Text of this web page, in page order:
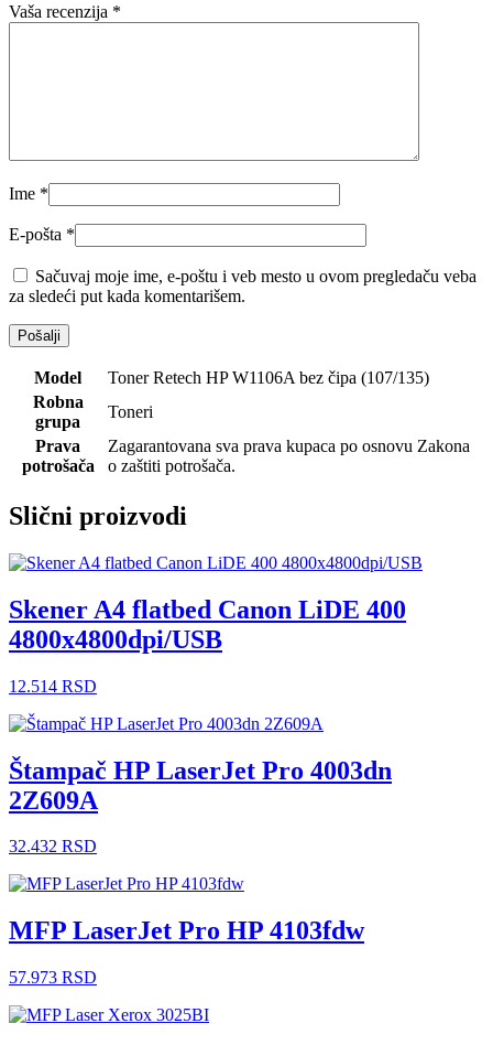
Vaša recenzija *
Ime *
E-pošta *
Sačuvaj moje ime, e-poštu i veb mesto u ovom pregledaču veba
za sledeći put kada komentarišem.
Model
Toner Retech HP W1106A bez čipa (107/135)
Robna
grupa
Toneri
Prava
potrošača
Zagarantovana sva prava kupaca po osnovu Zakona
o zaštiti potrošača.
Slični proizvodi
Skener A4 flatbed Canon LiDE 400
4800x4800dpi/USB
12.514 RSD
Štampač HP LaserJet Pro 4003dn
2Z609A
32.432 RSD
MFP LaserJet Pro HP 4103fdw
57.973 RSD